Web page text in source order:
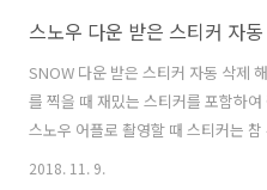
SNOW 다운 받은 스티커 자동 삭제
를 찍을 때 재밌는 스티커를 포함하
스노우 어플로 촬영할 때 스티커는
하지 않으면 자동으로 삭제됩니다. 스
2018. 11. 9.